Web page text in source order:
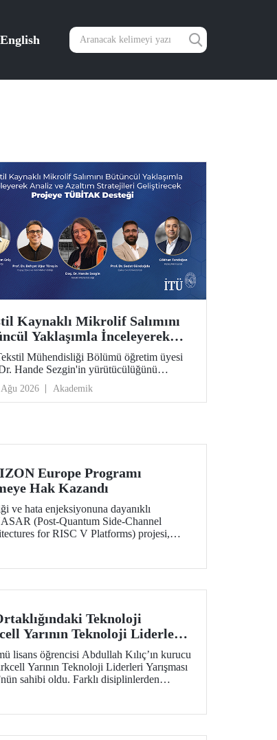
English
Kaynaklı Mikrolif Salımını
Yaklaşımla İnceleyerek
ve Azaltım Stratejileri
Projeye TÜBİTAK
Mühendisliği Bölümü öğretim üyesi
Hande Sezgin'in yürütücülüğünü
“Sürdürülebilir Pamuk ve Polyester
Tekstil Ürünlerinde Kullanım Koşullarına
Salımı: Aşınma, UV Maruziyeti ve
TÜBİTAK 2515 – COST Aksiyon Üyeleri
hak kazandı.
2026 Akademik
Europe Programı
Hak Kazandı
ve hata enjeksiyonuna dayanıklı
(Post-Quantum Side-Channel
for RISC V Platforms) projesi,
Teknoloji
Yarının Teknoloji Liderleri
Potansiyeli Ödülü”
lisans öğrencisi Abdullah Kılıç’ın kurucu
Yarının Teknoloji Liderleri Yarışması
sahibi oldu. Farklı disiplinlerden
yazılım ve mühendislik alanlarını bir